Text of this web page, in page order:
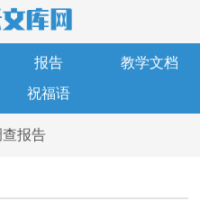
报告
教学文档
祝福语
查报告